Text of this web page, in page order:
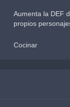
Aumenta la DEF
propios
Cocinar